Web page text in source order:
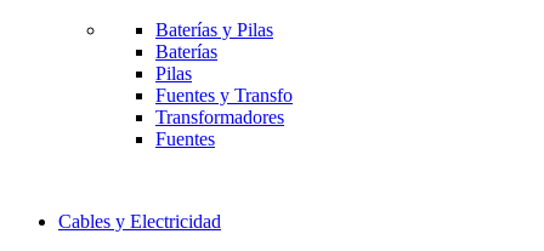
Baterías y Pilas
Baterías
Pilas
Fuentes y Transfo
Transformadores
Fuentes
Cables y Electricidad